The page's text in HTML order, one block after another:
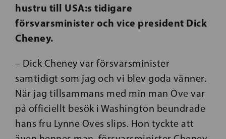
hustru till USA:s tidigare
försvarsminister och vice president Dick
Cheney.
– Dick Cheney var försvarsminister
samtidigt som jag och vi blev goda vänner.
När jag tillsammans med min man Ove var
på officiellt besök i Washington beundrade
hans fru Lynne Oves slips. Hon tyckte att